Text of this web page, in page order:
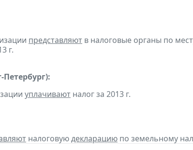
представляют в налоговые органы по
г.
уплачивают налог за 2013 г.
налоговуюдекларацию по земельному